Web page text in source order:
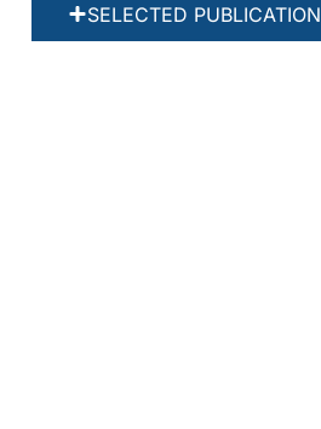
SELECTED PUBLICATION